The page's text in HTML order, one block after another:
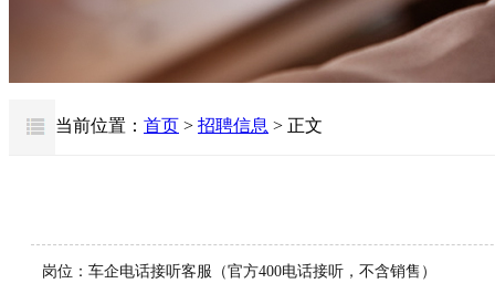
当前位置： 首页 > 招聘信息 > 正文
岗位：车企电话接听客服（官方400电话接听，不含销售）